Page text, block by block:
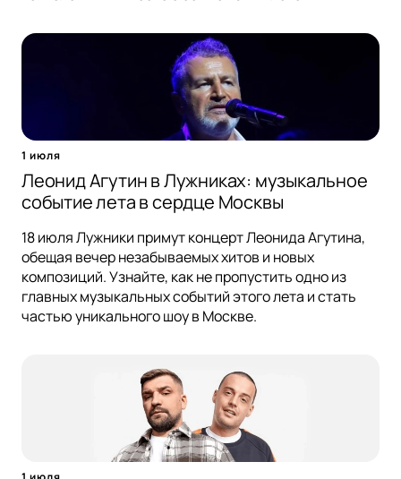
1 июля
Леонид Агутин в Лужниках: музыкальное
событие лета в сердце Москвы
18 июля Лужники примут концерт Леонида Агутина,
обещая вечер незабываемых хитов и новых
композиций. Узнайте, как не пропустить одно из
главных музыкальных событий этого лета и стать
частью уникального шоу в Москве.